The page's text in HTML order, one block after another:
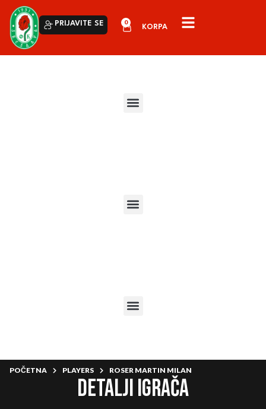
PRIJAVITE SE 0
POČETNA PLAYERS ROSER MARTIN MILAN
Detalji igrača